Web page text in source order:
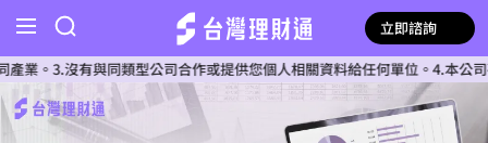
立即諮詢
與同類型公司合作或提供您個人相關資料給任何單位。4.本公司確認核